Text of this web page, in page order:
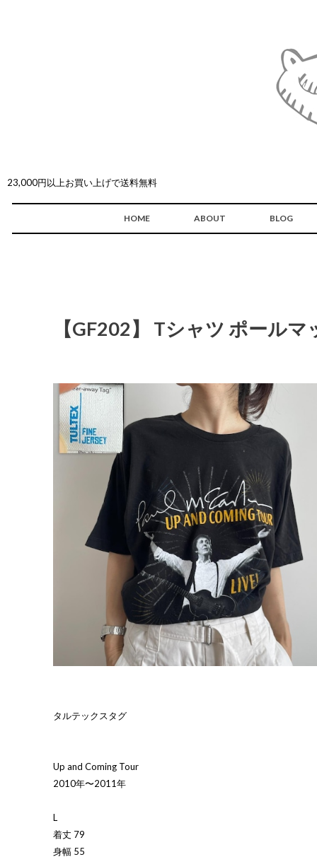
23,000円以上お買い上げで送料無料
HOME ABOUT BLOG
【GF202】 Tシャツ ポール
タルテックスタグ
Up and Coming Tour
2010年〜2011年
L
着丈 79
身幅 55